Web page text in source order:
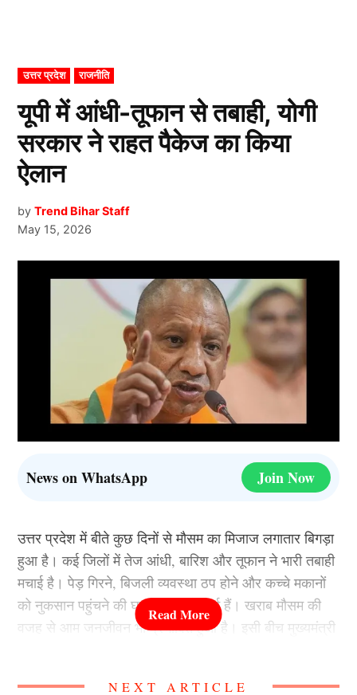
POSTED
IN
उत्तर प्रदेश राजनीति
यूपी में आंधी-तूफान से तबाही, योगी
सरकार ने राहत पैकेज का किया
ऐलान
by Trend Bihar Staff
May 15, 2026
News on WhatsApp Join Now
उत्तर प्रदेश में बीते कुछ दिनों से मौसम का मिजाज लगातार बिगड़ा
हुआ है। कई जिलों में तेज आंधी, बारिश और तूफान ने भारी तबाही
मचाई है। पेड़ गिरने, बिजली व्यवस्था ठप होने और कच्चे मकानों
को नुकसान पहुंचने की घटनाएं सामने आई हैं। खराब मौसम की
वजह से आम जनजीवन भी प्रभावित हुआ है। इसी बीच मुख्यमंत्री
NEXT ARTICLE